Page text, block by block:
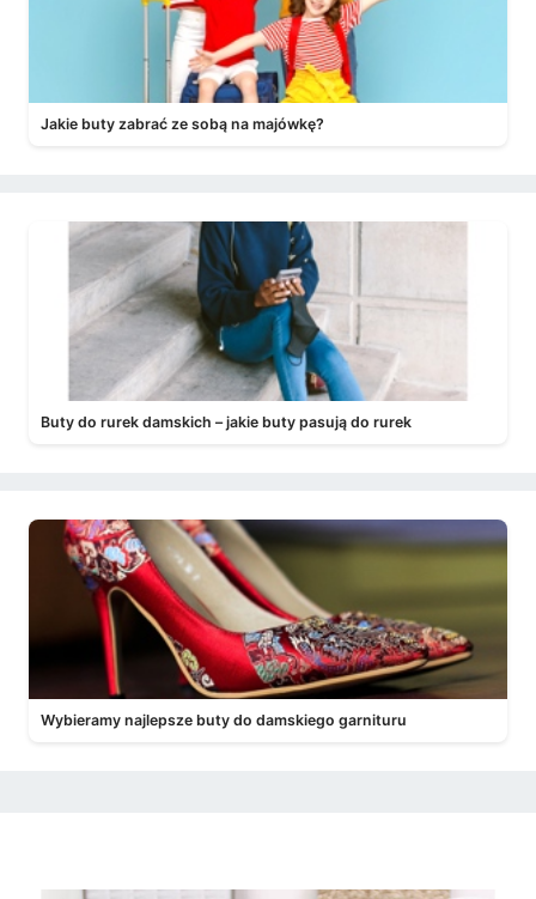
Jakie buty zabrać ze sobą na majówkę?
Buty do rurek damskich – jakie buty pasują do rurek
Wybieramy najlepsze buty do damskiego garnituru